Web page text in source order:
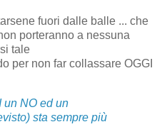
fuori dalle balle ... che
porteranno a nessuna
tale
per non far collassare OGGI
un NO ed un
sta sempre più